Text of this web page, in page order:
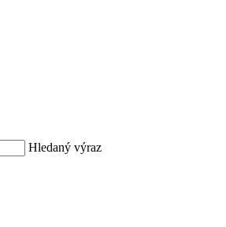
Hledaný výraz